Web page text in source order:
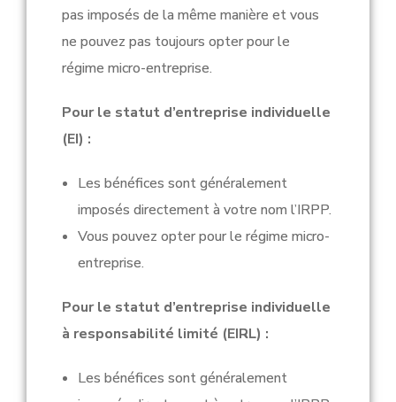
pas imposés de la même manière et vous
ne pouvez pas toujours opter pour le
régime micro-entreprise.
Pour le statut d’entreprise individuelle
(EI) :
Les bénéfices sont généralement
imposés directement à votre nom l’IRPP.
Vous pouvez opter pour le régime micro-
entreprise.
Pour le statut d’entreprise individuelle
à responsabilité limité (EIRL) :
Les bénéfices sont généralement